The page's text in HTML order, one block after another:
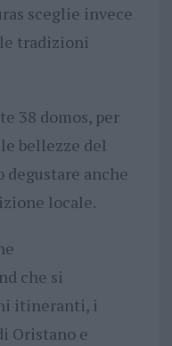
sceglie invece
tradizioni
38 domos, per
bellezze del
degustare anche
locale.
che si
itineranti, i
Oristano e